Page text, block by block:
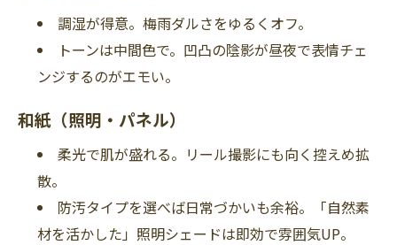
調湿が得意。梅雨ダルさをゆるくオフ。
トーンは中間色で。凹凸の陰影が昼夜で表情チェ
ンジするのがエモい。
和紙（照明・パネル）
柔光で肌が盛れる。リール撮影にも向く控えめ拡
散。
防汚タイプを選べば日常づかいも余裕。「自然素
材を活かした」照明シェードは即効で雰囲気UP。